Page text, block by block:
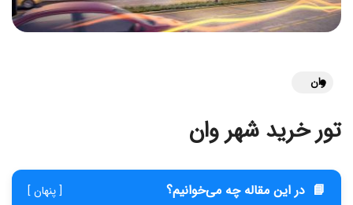
وان
تور خرید شهر وان
📘 در این مقاله چه می‌خوانیم؟ [ پنهان ]